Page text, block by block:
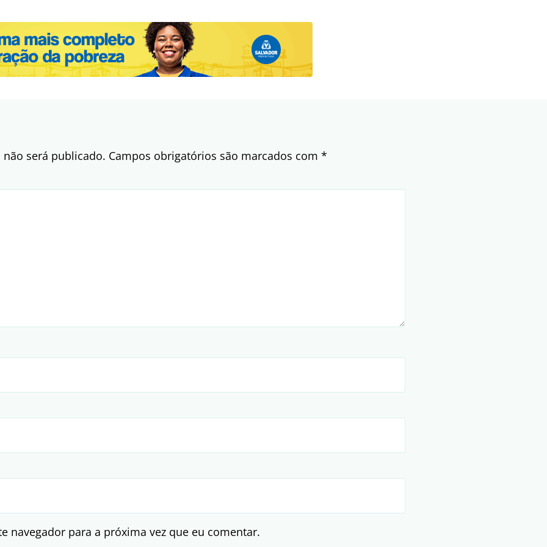
será publicado. Campos obrigatórios são marcados com *
navegador para a próxima vez que eu comentar.